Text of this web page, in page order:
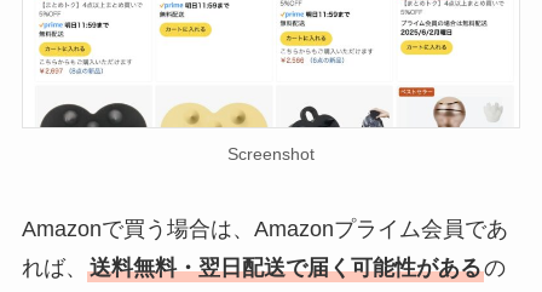
Screenshot
Amazonで買う場合は、Amazonプライム会員であ
れば、 送料無料・翌日配送で届く可能性があるの